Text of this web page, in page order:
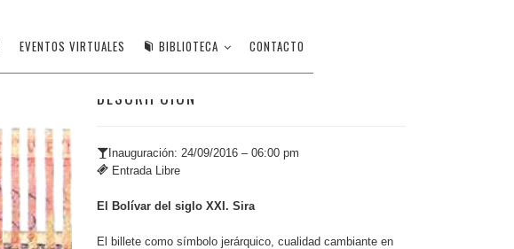
EVENTOS VIRTUALES BIBLIOTECA CONTACTO
SIRA
DESCRIPCIÓN
Inauguración: 24/09/2016 – 06:00 pm
Entrada Libre
El Bolívar del siglo XXI. Sira
El billete como símbolo jerárquico, cualidad cambiante en